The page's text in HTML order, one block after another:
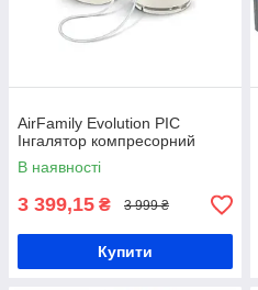
AirFamily Evolution PIC
Інгалятор компресорний
В наявності
3 399,15 ₴ 3 999 ₴
Купити